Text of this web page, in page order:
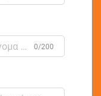
0/200